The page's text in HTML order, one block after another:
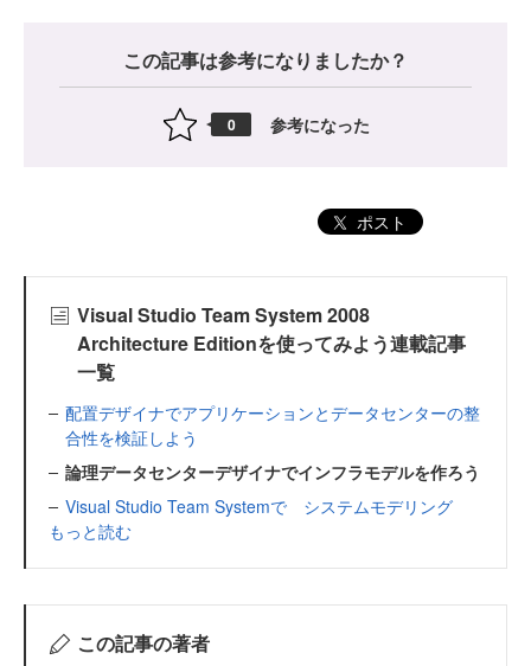
この記事は参考になりましたか？
0 参考になった
ポスト
Visual Studio Team System 2008
Architecture Editionを使ってみよう連載記事
一覧
配置デザイナでアプリケーションとデータセンターの整
合性を検証しよう
論理データセンターデザイナでインフラモデルを作ろう
Visual Studio Team Systemで システムモデリング
もっと読む
この記事の著者